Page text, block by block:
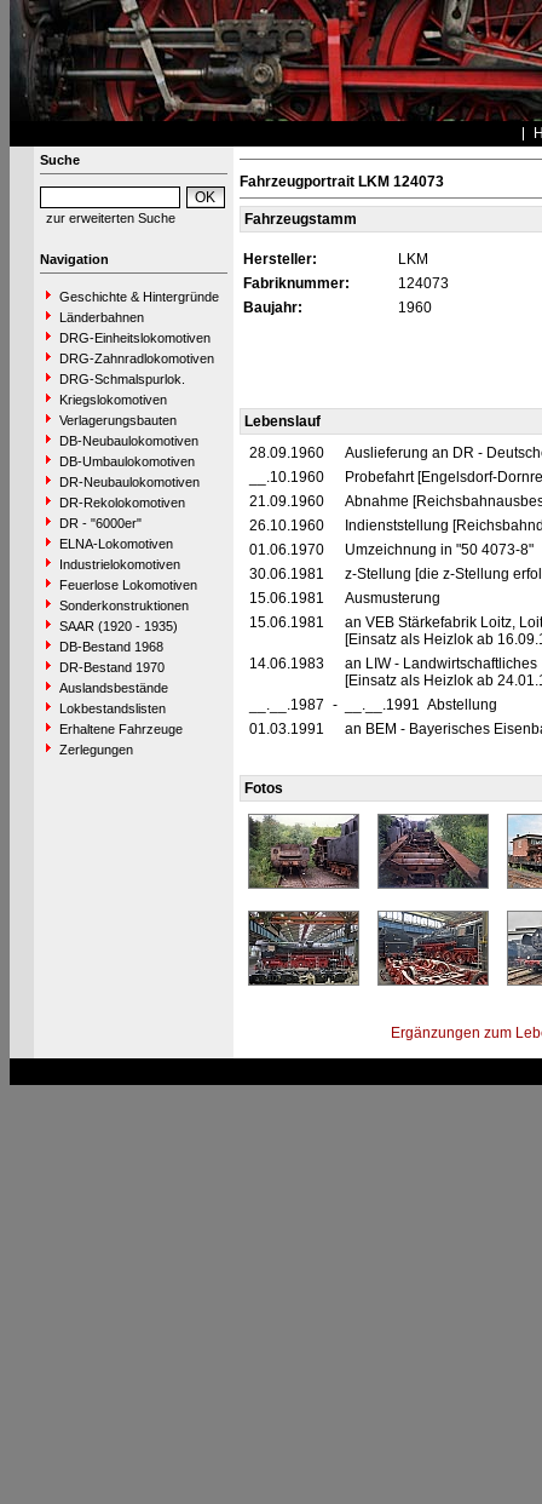
Suche
zur erweiterten Suche
Navigation
Geschichte & Hintergründe
Länderbahnen
DRG-Einheitslokomotiven
DRG-Zahnradlokomotiven
DRG-Schmalspurlok.
Kriegslokomotiven
Verlagerungsbauten
DB-Neubaulokomotiven
DB-Umbaulokomotiven
DR-Neubaulokomotiven
DR-Rekolokomotiven
DR - "6000er"
ELNA-Lokomotiven
Industrielokomotiven
Feuerlose Lokomotiven
Sonderkonstruktionen
SAAR (1920 - 1935)
DB-Bestand 1968
DR-Bestand 1970
Auslandsbestände
Lokbestandslisten
Erhaltene Fahrzeuge
Zerlegungen
Fahrzeugportrait LKM 124073
Fahrzeugstamm
Hersteller:
LKM
Fabriknummer:
124073
Baujahr:
1960
Lebenslauf
28.09.1960
Auslieferung an DR -
__.10.1960
Probefahrt [Engelsdorf-
21.09.1960
Abnahme
26.10.1960
Indienststellung
01.06.1970
Umzeichnung in "50 4073-8"
30.06.1981
z-Stellung [die z-Stellung
15.06.1981
Ausmusterung
15.06.1981
an VEB Stärkefabrik Loitz,
[Einsatz als Heizlok ab
14.06.1983
an LIW -
[Einsatz als Heizlok ab
__.__.1987 -
__.__.1991 Abstellung
01.03.1991
an BEM - Bayerisches
Fotos
Ergänzungen zum